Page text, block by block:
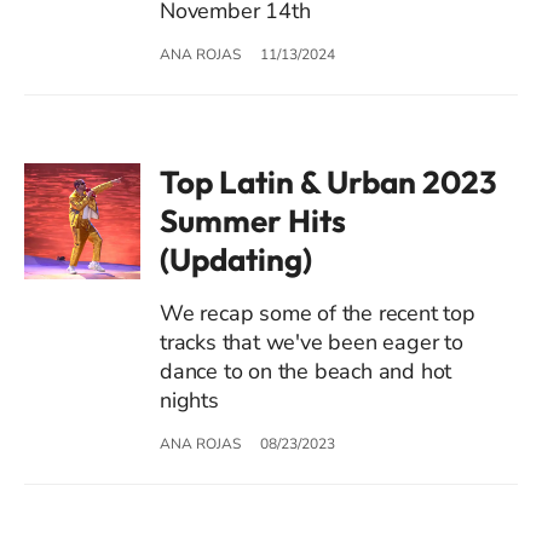
November 14th
ANA ROJAS 11/13/2024
Top Latin & Urban 2023
Summer Hits
(Updating)
We recap some of the recent top
tracks that we've been eager to
dance to on the beach and hot
nights
ANA ROJAS 08/23/2023